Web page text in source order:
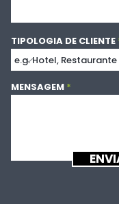
TIPOLOGIA DE CLIENTE
MENSAGEM